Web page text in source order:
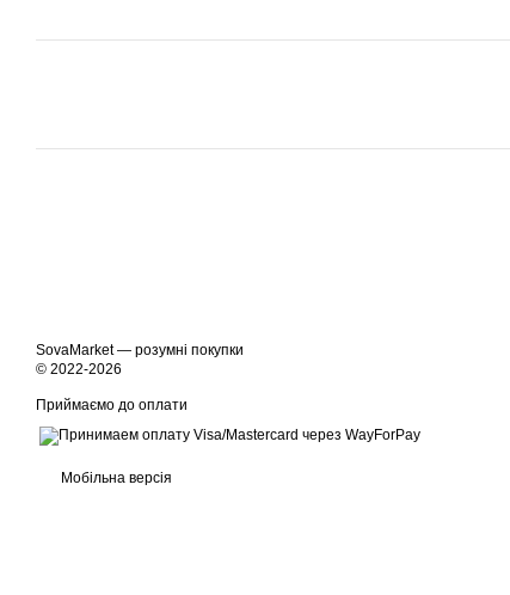
SovaMarket — розумні покупки
© 2022-2026
Приймаємо до оплати
Мобільна версія